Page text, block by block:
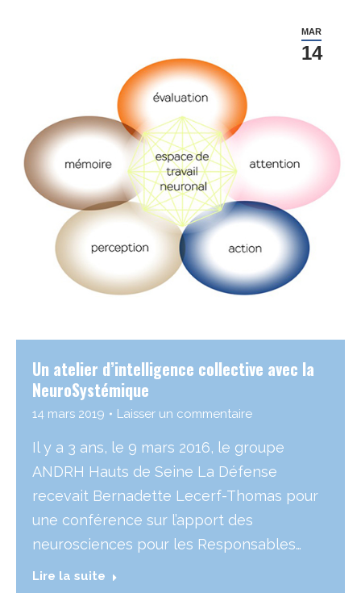
MAR
14
Un atelier d’intelligence collective avec la
NeuroSystémique
14 mars 2019 Laisser un commentaire
Il y a 3 ans, le 9 mars 2016, le groupe
ANDRH Hauts de Seine La Défense
recevait Bernadette Lecerf-Thomas pour
une conférence sur l’apport des
neurosciences pour les Responsables…
Lire la suite